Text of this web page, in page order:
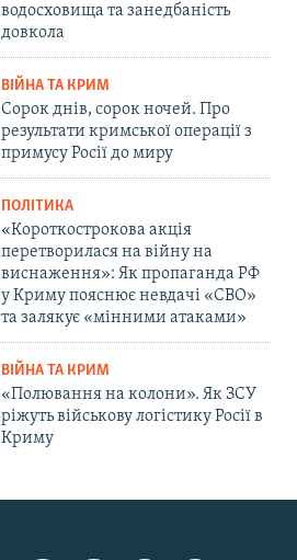
водосховища та занедбаність
довкола
ВІЙНА ТА КРИМ
Сорок днів, сорок ночей. Про
результати кримської операції з
примусу Росії до миру
ПОЛІТИКА
«Короткострокова акція
перетворилася на війну на
виснаження»: Як пропаганда РФ
у Криму пояснює невдачі «СВО»
та залякує «мінними атаками»
ВІЙНА ТА КРИМ
«Полювання на колони». Як ЗСУ
ріжуть військову логістику Росії в
Криму